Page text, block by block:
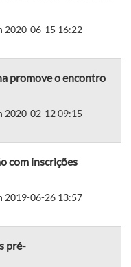
2020-06-15 16:22
promove o encontro
2020-02-12 09:15
com inscrições
2019-06-26 13:57
pré-